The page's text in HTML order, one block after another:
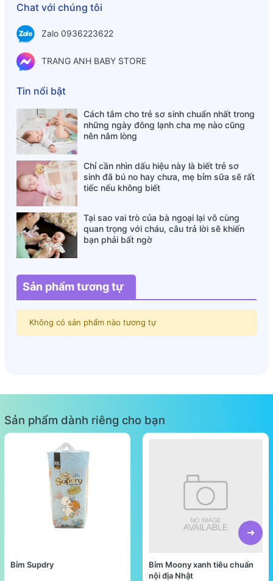
Chat với chúng tôi
Zalo 0936223622
TRANG ANH BABY STORE
Tin nổi bật
Cách tắm cho trẻ sơ sinh chuẩn nhất trong
những ngày đông lạnh cha mẹ nào cũng
nên nằm lòng
Chỉ cần nhìn dấu hiệu này là biết trẻ sơ
sinh đã bú no hay chưa, mẹ bỉm sữa sẽ rất
tiếc nếu không biết
Tại sao vai trò của bà ngoại lại vô cùng
quan trọng với cháu, câu trả lời sẽ khiến
bạn phải bất ngờ
Sản phẩm tương tự
Không có sản phẩm nào tương tự
Sản phẩm dành riêng cho bạn
Bỉm Supdry
Bỉm Moony xanh tiêu chuẩn
nội địa Nhật